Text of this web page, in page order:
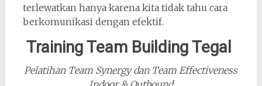
terlewatkan hanya karena kita tidak tahu cara
berkomunikasi dengan efektif.
Training Team Building Tegal
Pelatihan Team Synergy dan Team Effectiveness